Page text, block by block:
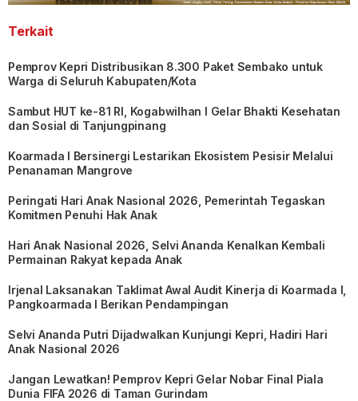
Terkait
Pemprov Kepri Distribusikan 8.300 Paket Sembako untuk
Warga di Seluruh Kabupaten/Kota
Sambut HUT ke-81 RI, Kogabwilhan I Gelar Bhakti Kesehatan
dan Sosial di Tanjungpinang
Koarmada I Bersinergi Lestarikan Ekosistem Pesisir Melalui
Penanaman Mangrove
Peringati Hari Anak Nasional 2026, Pemerintah Tegaskan
Komitmen Penuhi Hak Anak
Hari Anak Nasional 2026, Selvi Ananda Kenalkan Kembali
Permainan Rakyat kepada Anak
Irjenal Laksanakan Taklimat Awal Audit Kinerja di Koarmada I,
Pangkoarmada I Berikan Pendampingan
Selvi Ananda Putri Dijadwalkan Kunjungi Kepri, Hadiri Hari
Anak Nasional 2026
Jangan Lewatkan! Pemprov Kepri Gelar Nobar Final Piala
Dunia FIFA 2026 di Taman Gurindam